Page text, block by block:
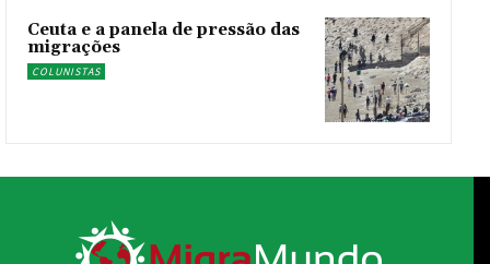
Ceuta e a panela de pressão das
migrações
COLUNISTAS